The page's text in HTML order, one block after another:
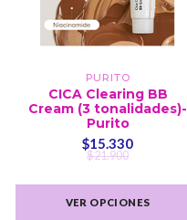
PURITO
CICA Clearing BB
Cream (3 tonalidades)-
Purito
$15.330
$21.900
VER OPCIONES